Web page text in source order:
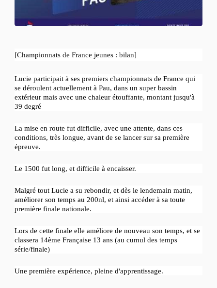
[Championnats de France jeunes : bilan]
Lucie participait à ses premiers championnats de France qui
se déroulent actuellement à Pau, dans un super bassin
extérieur mais avec une chaleur étouffante, montant jusqu'à
39 degré
La mise en route fut difficile, avec une attente, dans ces
conditions, très longue, avant de se lancer sur sa première
épreuve.
Le 1500 fut long, et difficile à encaisser.
Malgré tout Lucie a su rebondir, et dès le lendemain matin,
améliorer son temps au 200nl, et ainsi accéder à sa toute
première finale nationale.
Lors de cette finale elle améliore de nouveau son temps, et se
classera 14ème Française 13 ans (au cumul des temps
série/finale)
Une première expérience, pleine d'apprentissage.